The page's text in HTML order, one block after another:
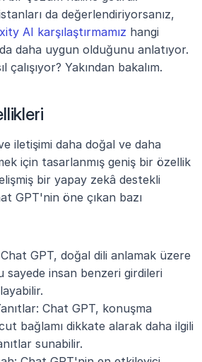
AI karşılaştırmamız hangi
daha uygun olduğunu anlatıyor.
çalışıyor? Yakından bakalım.
iletişimi daha doğal ve daha
için tasarlanmış geniş bir özellik
bir yapay zekâ destekli
GPT'nin öne çıkan bazı
GPT, doğal dili anlamak üzere
sayede insan benzeri girdileri
Chat GPT, konuşma
bağlamı dikkate alarak daha ilgili
sunabilir.